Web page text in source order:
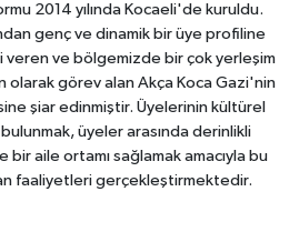
2014 yılında Kocaeli'de kuruldu.
genç ve dinamik bir üye profiline
veren ve bölgemizde bir çok yerleşim
görev alan Akça Koca Gazi'nin
şiar edinmiştir. Üyelerinin kültürel
üyeler arasında derinlikli
aile ortamı sağlamak amacıyla bu
faaliyetleri gerçekleştirmektedir.